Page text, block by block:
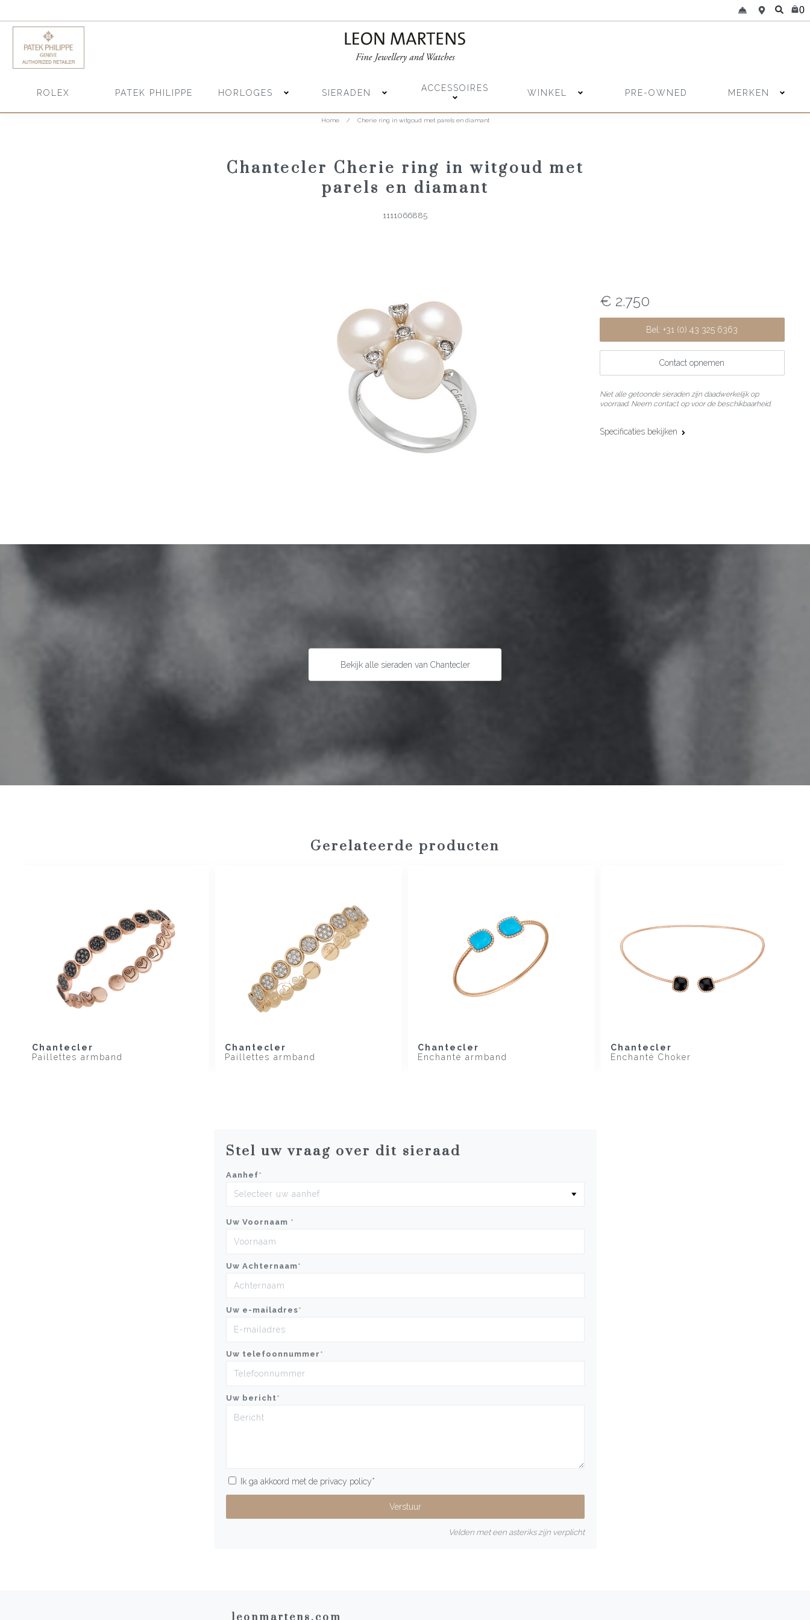
0
ROLEX PATEK PHILIPPE HORLOGES SIERADEN ACCESSOIRES WINKEL PRE-OWNED MERKEN
Home / Cherie ring in witgoud met parels en diamant
Chantecler Cherie ring in witgoud met
parels en diamant
1111066885
€ 2.750
Bel: +31 (0) 43 325 6363
Contact opnemen
Niet alle getoonde sieraden zijn daadwerkelijk op
voorraad. Neem contact op voor de beschikbaarheid.
Specificaties bekijken
Maat:
53
Bekijk alle sieraden van Chantecler
Gerelateerde producten
Chantecler
Paillettes armband
Chantecler
Paillettes armband
Chantecler
Enchanté armband
Chantecler
Enchanté Choker
Stel uw vraag over dit sieraad
Aanhef*
Uw Voornaam *
Uw Achternaam*
Uw e-mailadres*
Uw telefoonnummer *
Uw bericht*
Ik ga akkoord met de privacy policy*
Velden met een asteriks zijn verplicht